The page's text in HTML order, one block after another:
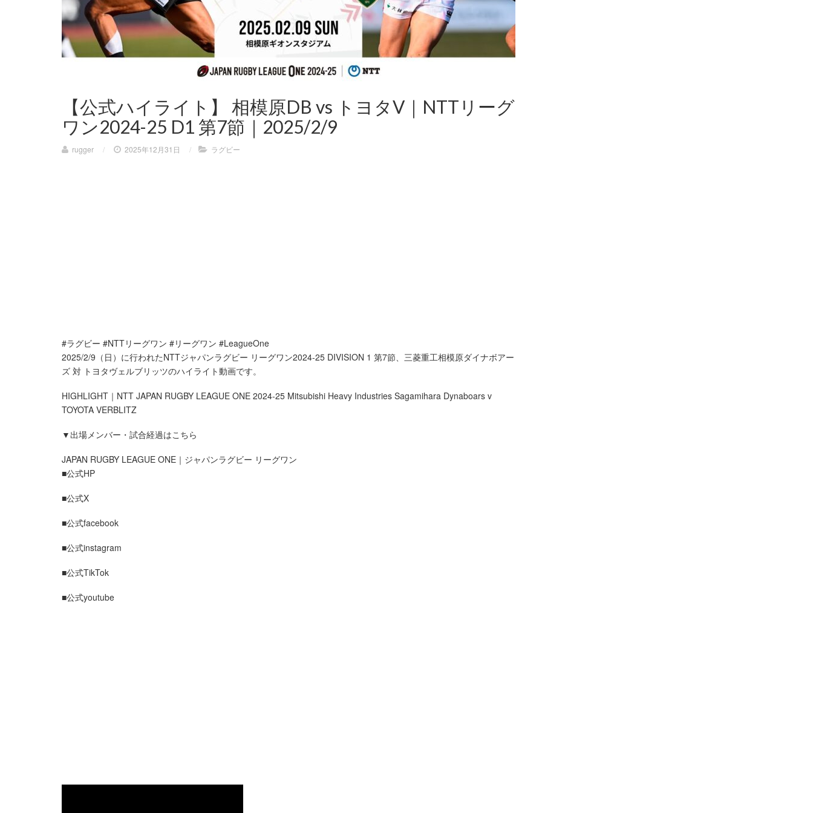
【公式ハイライト】 相模原DB vs トヨタV｜NTTリーグ
ワン2024-25 D1 第7節｜2025/2/9
rugger / 2025年12月31日 / ラグビー
#ラグビー #NTTリーグワン #リーグワン #LeagueOne
2025/2/9（日）に行われたNTTジャパンラグビー リーグワン2024-25 DIVISION 1 第7節、三菱重工相模原ダイナボアー
ズ 対 トヨタヴェルブリッツのハイライト動画です。
HIGHLIGHT｜NTT JAPAN RUGBY LEAGUE ONE 2024-25 Mitsubishi Heavy Industries Sagamihara Dynaboars v
TOYOTA VERBLITZ
▼出場メンバー・試合経過はこちら
JAPAN RUGBY LEAGUE ONE｜ジャパンラグビー リーグワン
■公式HP
■公式X
■公式facebook
■公式instagram
■公式TikTok
■公式youtube